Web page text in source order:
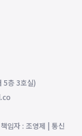
5층 3호실)
임자 : 조영제 | 통신